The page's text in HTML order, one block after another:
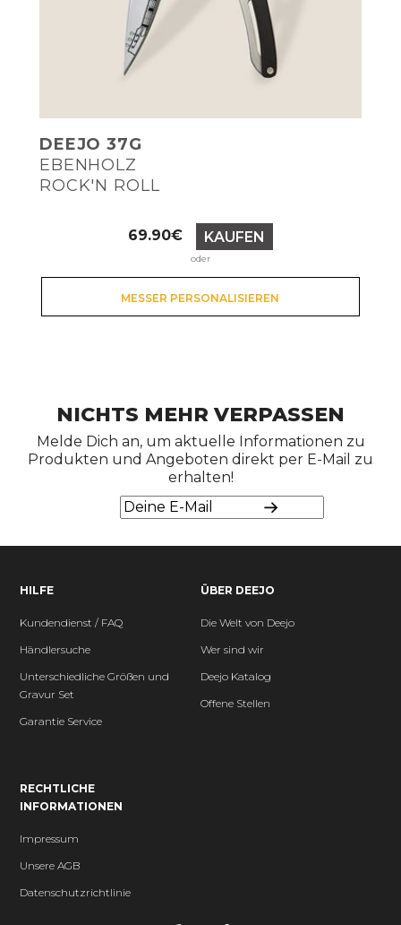
DEEJO 37G
EBENHOLZ
ROCK'N ROLL
Preis
69.90€ KAUFEN
oder
MESSER PERSONALISIEREN
NICHTS MEHR VERPASSEN
Melde Dich an, um aktuelle Informationen zu
Produkten und Angeboten direkt per E-Mail zu
erhalten!
HILFE
Kundendienst / FAQ
Händlersuche
Unterschiedliche Größen und
Gravur Set
Garantie Service
ÜBER DEEJO
Die Welt von Deejo
Wer sind wir
Deejo Katalog
Offene Stellen
RECHTLICHE
INFORMATIONEN
Impressum
Unsere AGB
Datenschutzrichtlinie